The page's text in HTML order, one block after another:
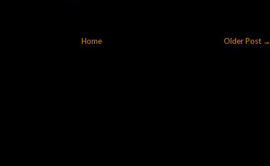
Older Post →
Home